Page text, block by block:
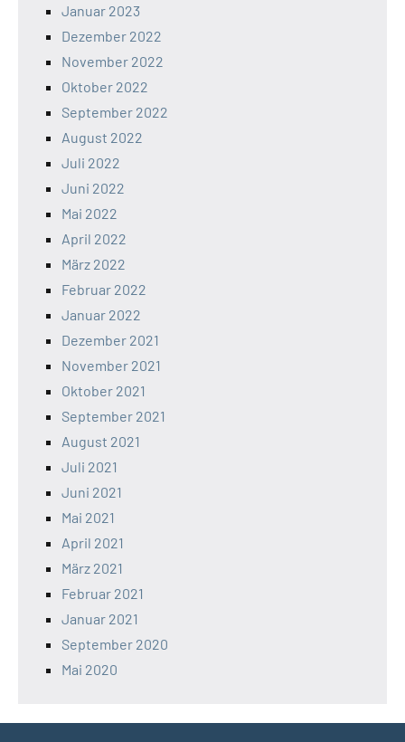
Januar 2023
Dezember 2022
November 2022
Oktober 2022
September 2022
August 2022
Juli 2022
Juni 2022
Mai 2022
April 2022
März 2022
Februar 2022
Januar 2022
Dezember 2021
November 2021
Oktober 2021
September 2021
August 2021
Juli 2021
Juni 2021
Mai 2021
April 2021
März 2021
Februar 2021
Januar 2021
September 2020
Mai 2020